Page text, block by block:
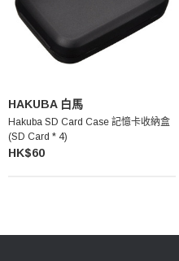
HAKUBA 白馬
Hakuba SD Card Case 記憶卡收納盒
(SD Card * 4)
HK$60